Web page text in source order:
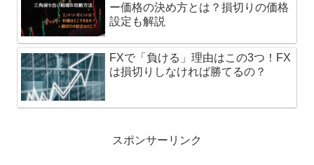
ー価格の決め方とは？損切りの価格
設定も解説
FXで「負ける」理由はこの3つ！FX
は損切りしなければ勝てるの？
スポンサーリンク